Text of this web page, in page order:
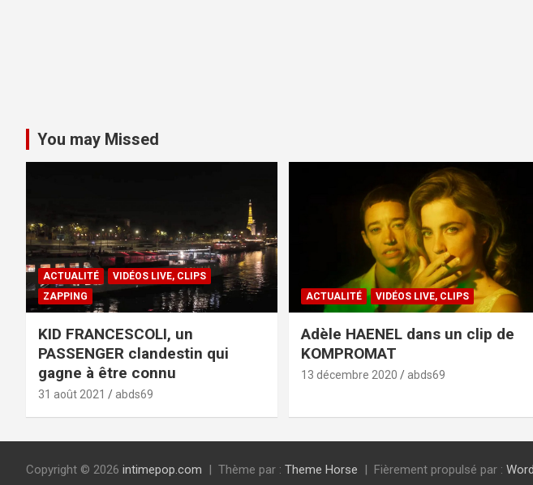
You may Missed
ACTUALITÉ
VIDÉOS LIVE, CLIPS
ZAPPING
KID FRANCESCOLI, un
PASSENGER clandestin qui
gagne à être connu
31 août 2021 abds69
ACTUALITÉ VIDÉOS LIVE, CLIPS
Adèle HAENEL dans un clip de
KOMPROMAT
13 décembre 2020 abds69
Copyright © 2026 intimepop.com Thème par : Theme Horse Fièrement propulsé par :